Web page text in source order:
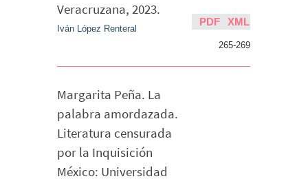
Veracruzana, 2023.
Iván López Renteral
265-269
PDF XML
Margarita Peña. La
palabra amordazada.
Literatura censurada
por la Inquisición
México: Universidad